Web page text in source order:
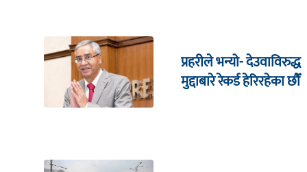
प्रहरीले भन्यो- देउवाविरुद्ध
मुद्दाबारे रेकर्ड हेरिरहेका छौँ